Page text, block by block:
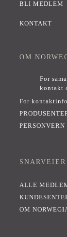
BLI MEDLEM
KONTAKT
OM
For
kontakt
For
PERSONVERN
SNARVEIER
ALLE
OM